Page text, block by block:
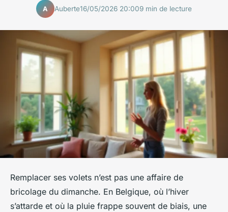
A Auberte16/05/2026 20:009 min de lecture
Remplacer ses volets n’est pas une affaire de
bricolage du dimanche. En Belgique, où l’hiver
s’attarde et où la pluie frappe souvent de biais, une